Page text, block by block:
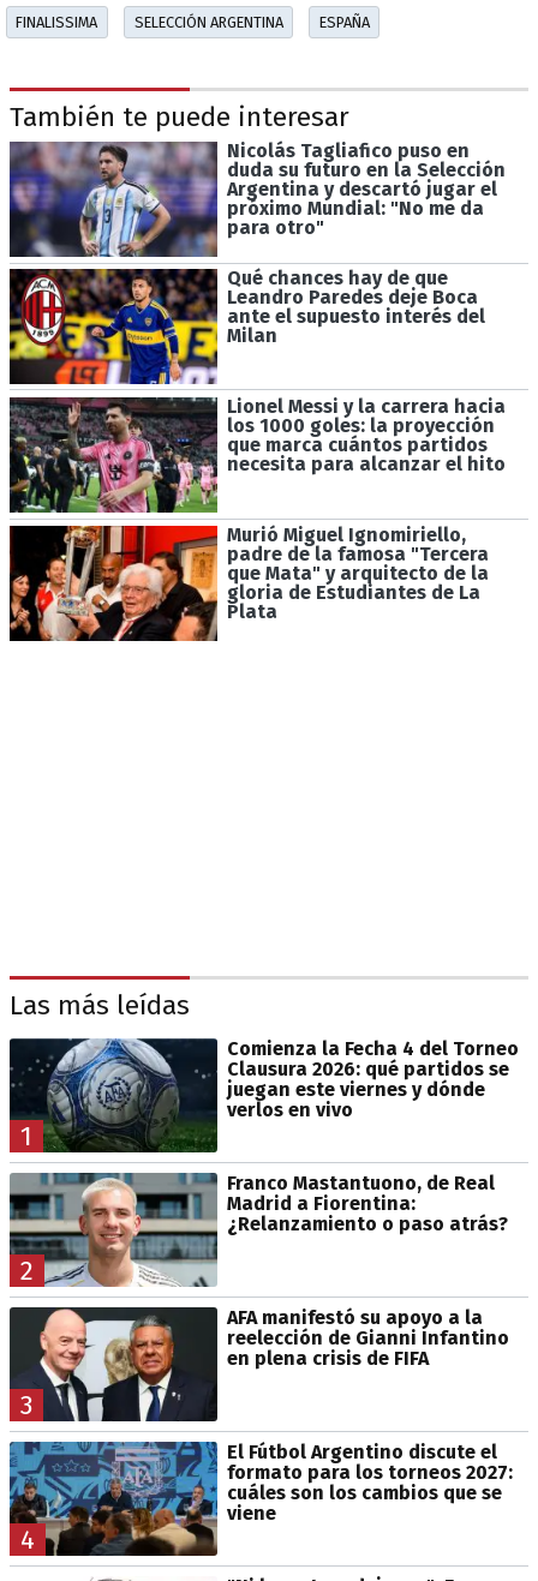
FINALISSIMA SELECCIÓN ARGENTINA ESPAÑA
También te puede interesar
Nicolás Tagliafico puso en
duda su futuro en la Selección
Argentina y descartó jugar el
próximo Mundial: "No me da
para otro"
Qué chances hay de que
Leandro Paredes deje Boca
ante el supuesto interés del
Milan
Lionel Messi y la carrera hacia
los 1000 goles: la proyección
que marca cuántos partidos
necesita para alcanzar el hito
Murió Miguel Ignomiriello,
padre de la famosa "Tercera
que Mata" y arquitecto de la
gloria de Estudiantes de La
Plata
Las más leídas
1
Comienza la Fecha 4 del Torneo
Clausura 2026: qué partidos se
juegan este viernes y dónde
verlos en vivo
2
Franco Mastantuono, de Real
Madrid a Fiorentina:
¿Relanzamiento o paso atrás?
3
AFA manifestó su apoyo a la
reelección de Gianni Infantino
en plena crisis de FIFA
4
El Fútbol Argentino discute el
formato para los torneos 2027:
cuáles son los cambios que se
viene